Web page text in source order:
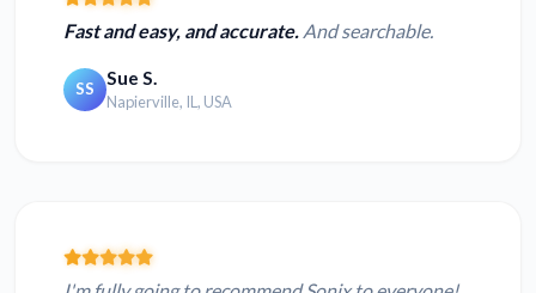
Fast and easy, and accurate. And searchable.
SS Sue S.
Napierville, IL, USA